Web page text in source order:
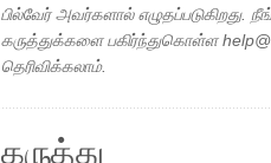
பில்வேர் அவர்களால்
கருத்துக்களை பகிர்ந்துகொள்ள
தெரிவிக்கலாம்.
கருத்து